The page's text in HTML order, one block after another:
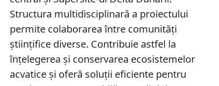
Structura multidisciplinară a proiectului
permite colaborarea între comunități
științifice diverse. Contribuie astfel la
înțelegerea și conservarea ecosistemelor
acvatice și oferă soluții eficiente pentru